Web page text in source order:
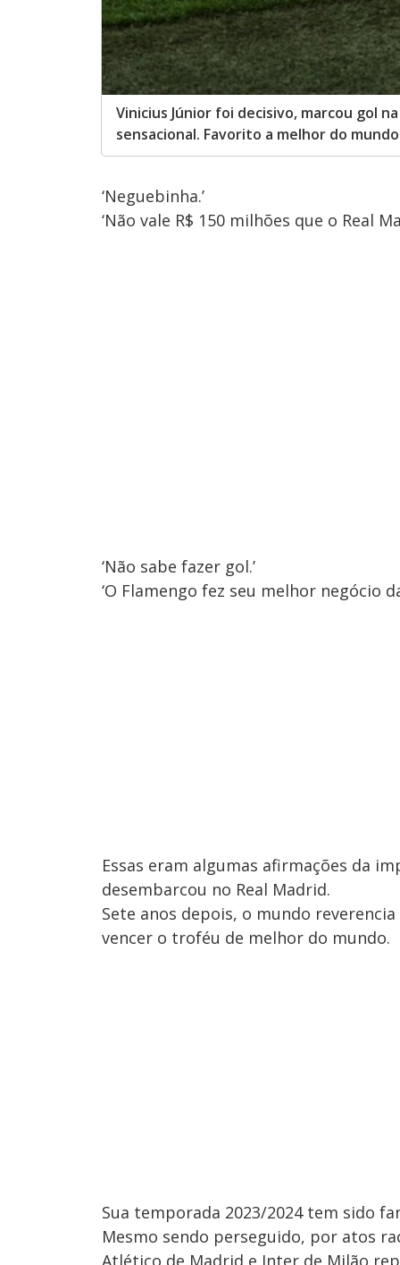
Vinicius Júnior foi decisivo, marcou gol
sensacional. Favorito a melhor do mundo
‘Neguebinha.’
‘Não vale R$ 150 milhões que o Real
‘Não sabe fazer gol.’
‘O Flamengo fez seu melhor negócio
Essas eram algumas afirmações da
desembarcou no Real Madrid.
Sete anos depois, o mundo
vencer o troféu de melhor do mundo.
Sua temporada 2023/2024 tem sido
Mesmo sendo perseguido, por atos